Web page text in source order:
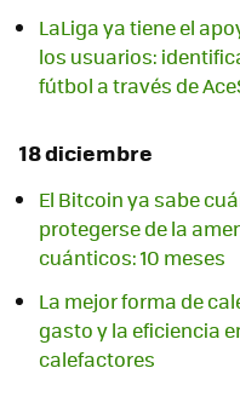
LaLiga ya tiene el
los usuarios:
fútbol a través de
18 diciembre
El Bitcoin ya sabe
protegerse de la
cuánticos: 10 meses
La mejor forma de
gasto y la eficiencia
calefactores